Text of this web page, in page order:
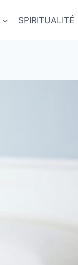
SPIRITUALITÉ